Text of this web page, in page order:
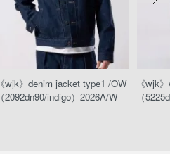
《wjk》denim jacket type1 /OW
（2092dn90/indigo）2026A/W
《wjk
（